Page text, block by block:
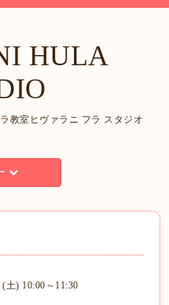
HULA
教室ヒヴァラニ フラ スタジオ
(土) 10:00～11:30